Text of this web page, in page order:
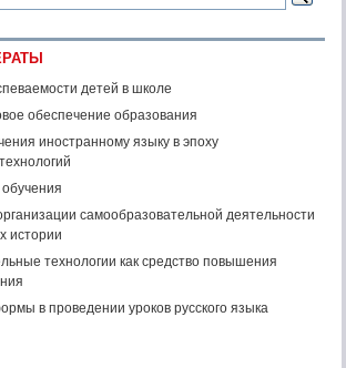
детей в школе
обеспечение образования
иностранному языку в эпоху
самообразовательной деятельности
истории
технологии как средство повышения
в проведении уроков русского языка